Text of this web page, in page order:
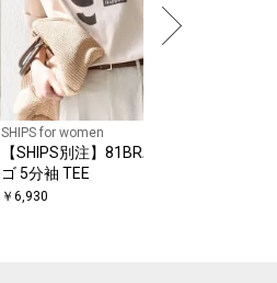
SHIPS for women
【SHIPS別注】81BRANCA:ロ
ゴ 5分袖 TEE
￥ 6,930